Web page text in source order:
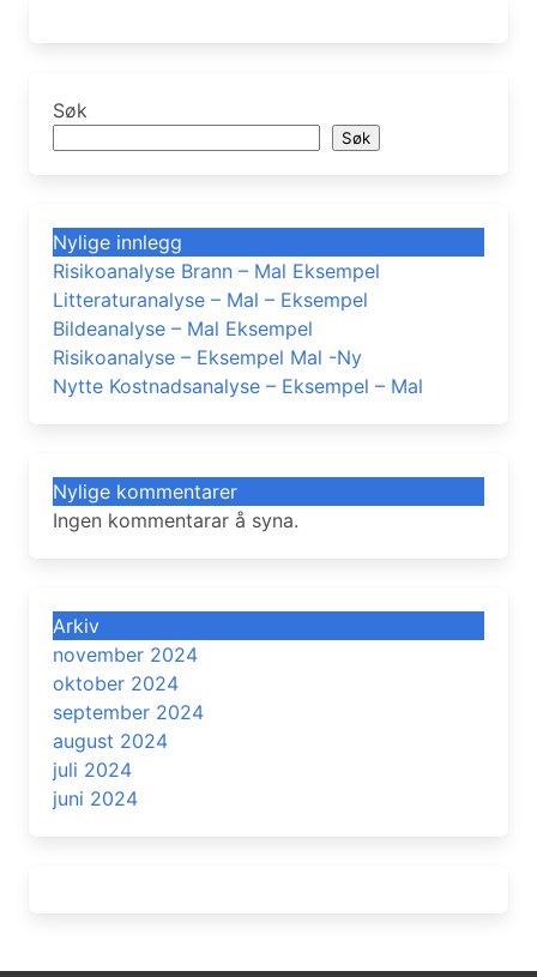
Søk
Søk
Nylige innlegg
Risikoanalyse Brann – Mal Eksempel
Litteraturanalyse – Mal – Eksempel
Bildeanalyse – Mal Eksempel
Risikoanalyse – Eksempel Mal -Ny
Nytte Kostnadsanalyse – Eksempel – Mal
Nylige kommentarer
Ingen kommentarar å syna.
Arkiv
november 2024
oktober 2024
september 2024
august 2024
juli 2024
juni 2024